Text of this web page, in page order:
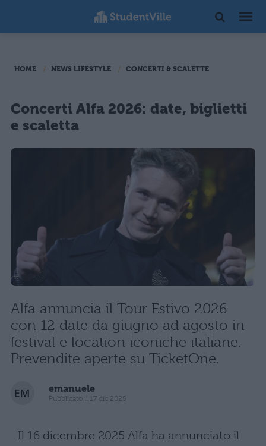
HOME NEWS LIFESTYLE CONCERTI & SCALETTE
Concerti Alfa 2026: date, biglietti
e scaletta
Alfa annuncia il Tour Estivo 2026
con 12 date da giugno ad agosto in
festival e location iconiche italiane.
Prevendite aperte su TicketOne.
emanuele
Pubblicato il 17 dic 2025
Il 16 dicembre 2025 Alfa ha annunciato il